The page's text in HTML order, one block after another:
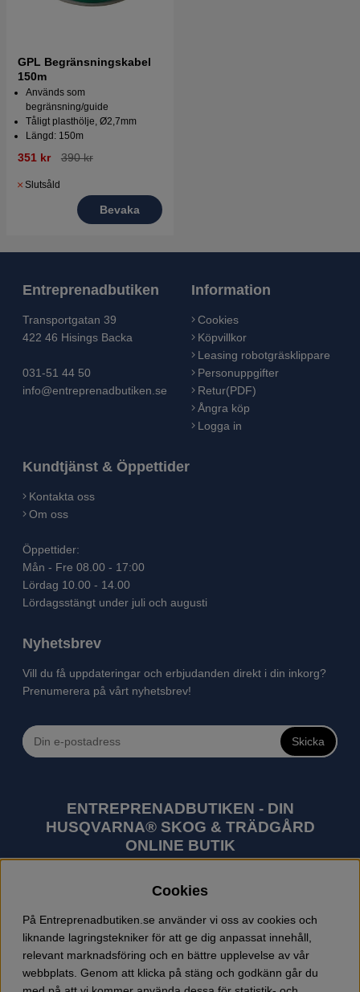
GPL Begränsningskabel
150m
Används som
begränsning/guide
Tåligt plasthölje, Ø2,7mm
Längd: 150m
351 kr 390 kr
Slutsåld
Bevaka
Entreprenadbutiken
Transportgatan 39
422 46 Hisings Backa
031-51 44 50
info@entreprenadbutiken.se
Information
Cookies
Köpvillkor
Leasing robotgräsklippare
Personuppgifter
Retur(PDF)
Ångra köp
Logga in
Kundtjänst & Öppettider
Kontakta oss
Om oss
Öppettider:
Mån - Fre 08.00 - 17:00
Lördag 10.00 - 14.00
Lördagsstängt under juli och augusti
Nyhetsbrev
Vill du få uppdateringar och erbjudanden direkt i din inkorg?
Prenumerera på vårt nyhetsbrev!
Skicka
ENTREPRENADBUTIKEN - DIN
HUSQVARNA® SKOG & TRÄDGÅRD
ONLINE BUTIK
utomhusprodukter som skogsmaskiner och
trädgårdsmaskiner. I sortimentet finns bl.a. robotgräsklippare,
motorsågar, röjsågar, trimmers, riders, åkgräsklippare,
trädgårdstraktorer, gräsklippare, häcksaxar, lövblåsar,
jordfräsar, snöslungor, skyddskläder och arbetskläder.
Entreprenadbutiken har snabba leveranser av Husqvarna
Cookies
På Entreprenadbutiken.se använder vi oss av cookies och
liknande lagringstekniker för att ge dig anpassat innehåll,
relevant marknadsföring och en bättre upplevelse av vår
webbplats. Genom att klicka på stäng och godkänn går du